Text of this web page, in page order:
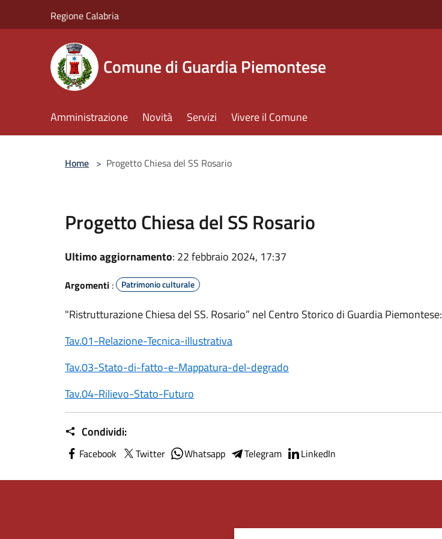
Regione Calabria
Comune di Guardia Piemontese
Amministrazione Novità Servizi Vivere il Comune
Home > Progetto Chiesa del SS Rosario
Progetto Chiesa del SS Rosario
Ultimo aggiornamento: 22 febbraio 2024, 17:37
Argomenti : Patrimonio culturale
"Ristrutturazione Chiesa del SS. Rosario” nel Centro Storico di Guardia Piemontese:
Tav.01-Relazione-Tecnica-illustrativa
Tav.03-Stato-di-fatto-e-Mappatura-del-degrado
Tav.04-Rilievo-Stato-Futuro
Condividi:
Facebook Twitter Whatsapp Telegram LinkedIn